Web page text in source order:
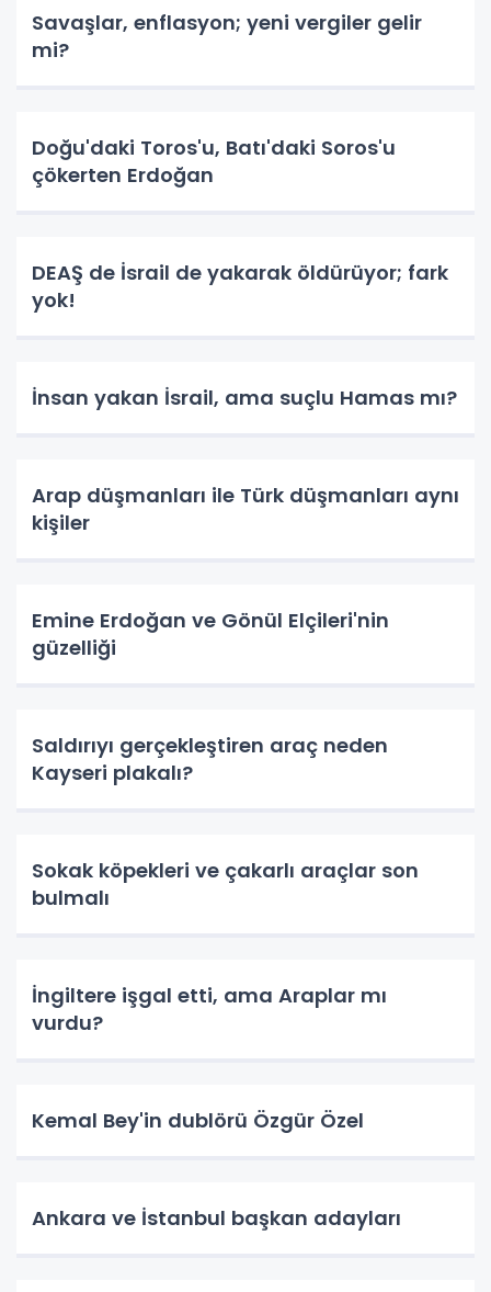
Savaşlar, enflasyon; yeni vergiler gelir
mi?
Doğu'daki Toros'u, Batı'daki Soros'u
çökerten Erdoğan
DEAŞ de İsrail de yakarak öldürüyor; fark
yok!
İnsan yakan İsrail, ama suçlu Hamas mı?
Arap düşmanları ile Türk düşmanları aynı
kişiler
Emine Erdoğan ve Gönül Elçileri'nin
güzelliği
Saldırıyı gerçekleştiren araç neden
Kayseri plakalı?
Sokak köpekleri ve çakarlı araçlar son
bulmalı
İngiltere işgal etti, ama Araplar mı
vurdu?
Kemal Bey'in dublörü Özgür Özel
Ankara ve İstanbul başkan adayları